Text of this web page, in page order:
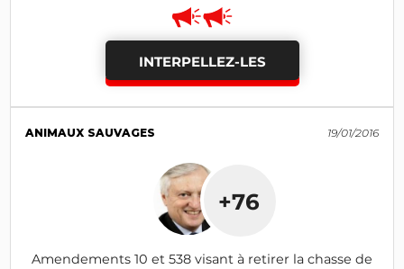
INTERPELLEZ-LES
ANIMAUX SAUVAGES 19/01/2016
+76
Amendements 10 et 538 visant à retirer la chasse de